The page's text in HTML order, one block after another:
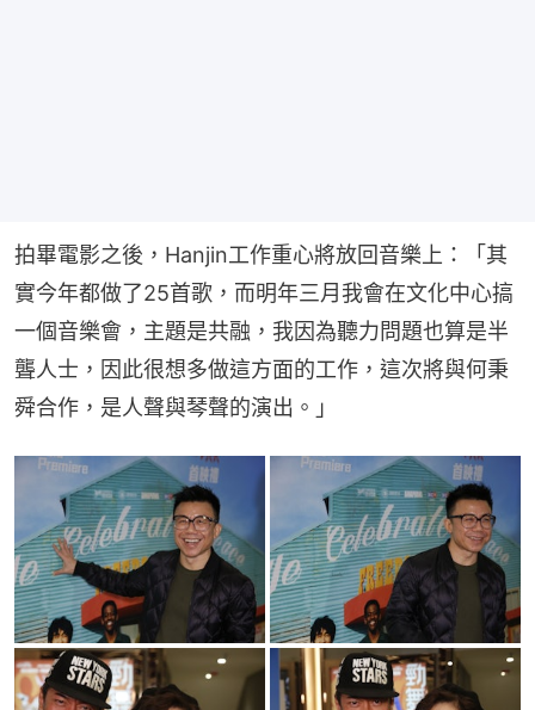
拍畢電影之後，Hanjin工作重心將放回音樂上：「其
實今年都做了25首歌，而明年三月我會在文化中心搞
一個音樂會，主題是共融，我因為聽力問題也算是半
聾人士，因此很想多做這方面的工作，這次將與何秉
舜合作，是人聲與琴聲的演出。」